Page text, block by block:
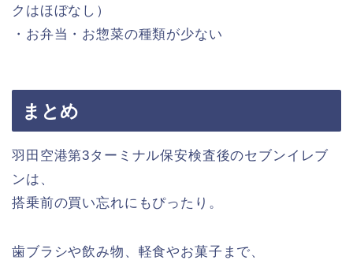
クはほぼなし）
・お弁当・お惣菜の種類が少ない
まとめ
羽田空港第3ターミナル保安検査後のセブンイレブ
ンは、
搭乗前の買い忘れにもぴったり。
歯ブラシや飲み物、軽食やお菓子まで、